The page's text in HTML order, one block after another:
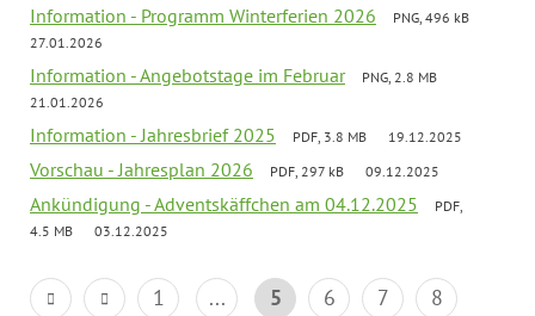
Information - Programm Winterferien 2026
PNG, 496 kB
27.01.2026
Information - Angebotstage im Februar
PNG, 2.8 MB
21.01.2026
Information - Jahresbrief 2025 PDF, 3.8 MB 19.12.2025
Vorschau - Jahresplan 2026 PDF, 297 kB 09.12.2025
Ankündigung - Adventskäffchen am 04.12.2025
PDF,
4.5 MB
03.12.2025
1 ... 5 6 7
8